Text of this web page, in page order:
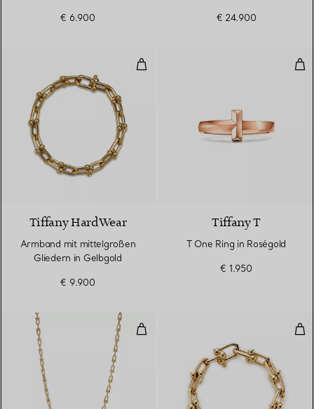
€ 6.900
€ 24.900
Armband mit mittelgroßen
Tiffany HardWear
Armband mit mittelgroßen
Gliedern in Gelbgold
€ 9.900
T
Tiffany T
T One Ring in Roségold
€ 1.950
Kleine Gliederhalskette in